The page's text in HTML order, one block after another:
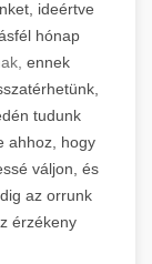
ideértve
hónap
ennek
tudunk
ahhoz, hogy
váljon, és
az orrunk
érzékeny